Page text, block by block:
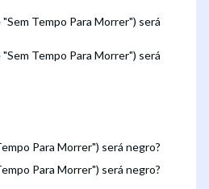
Tempo Para Morrer") será
Tempo Para Morrer") será
Para Morrer") será negro?
Para Morrer") será negro?